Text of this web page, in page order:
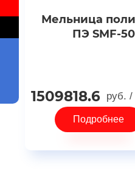
Мельница
ПЭ SMF-
1509818.6 руб. /
Подробнее